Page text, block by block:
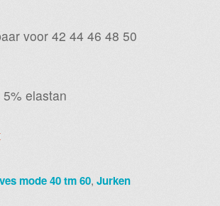
voor 42 44 46 48 50
elastan
mode 40 tm 60,Jurken